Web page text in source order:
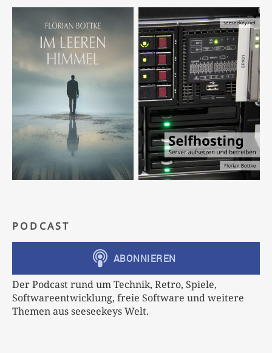
PODCAST
Der Podcast rund um Technik, Retro, Spiele,
Softwareentwicklung, freie Software und weitere
Themen aus seeseekeys Welt.